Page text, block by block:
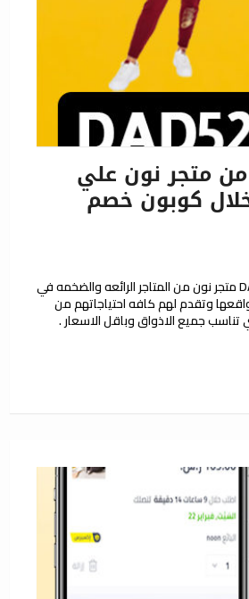
متجر نون علي
خلال كوبون خصم
كوبون خصم نون علي جميع الملابس الرياضية عند استخدام كود DAD52 متجر نون من المتاجر الرائعه والضخمه في
وتقدم لهم كافه احتياجاتهم من
تناسب جميع الاذواق وباقل الاسعار .